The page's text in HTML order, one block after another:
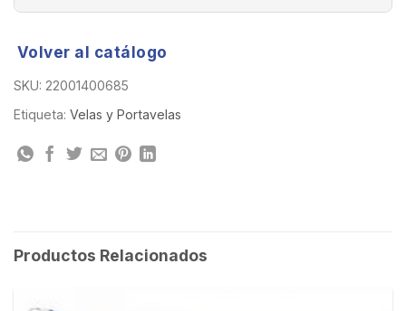
Volver al catálogo
SKU: 22001400685
Etiqueta: Velas y Portavelas
Productos Relacionados